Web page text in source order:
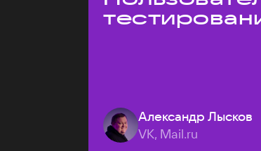
Александр Лысков
VK, Mail.ru